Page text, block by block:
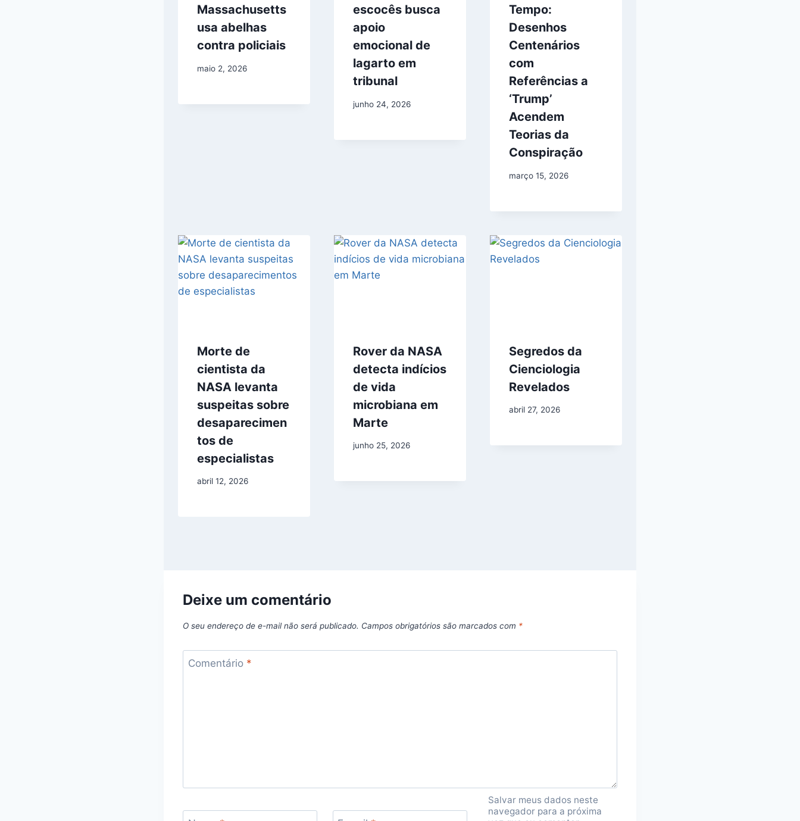
Massachusetts
usa abelhas
contra policiais
maio 2, 2026
escocês busca
apoio
emocional de
lagarto em
tribunal
junho 24, 2026
Tempo:
Desenhos
Centenários
com
Referências a
‘Trump’
Acendem
Teorias da
Conspiração
março 15, 2026
Morte de
cientista da
NASA levanta
suspeitas sobre
desaparecimen
tos de
especialistas
abril 12, 2026
Rover da NASA
detecta indícios
de vida
microbiana em
Marte
junho 25, 2026
Segredos da
Cienciologia
Revelados
abril 27, 2026
Deixe um comentário
O seu endereço de e-mail não será publicado. Campos obrigatórios são marcados com *
Comentário *
Salvar meus dados neste
navegador para a próxima